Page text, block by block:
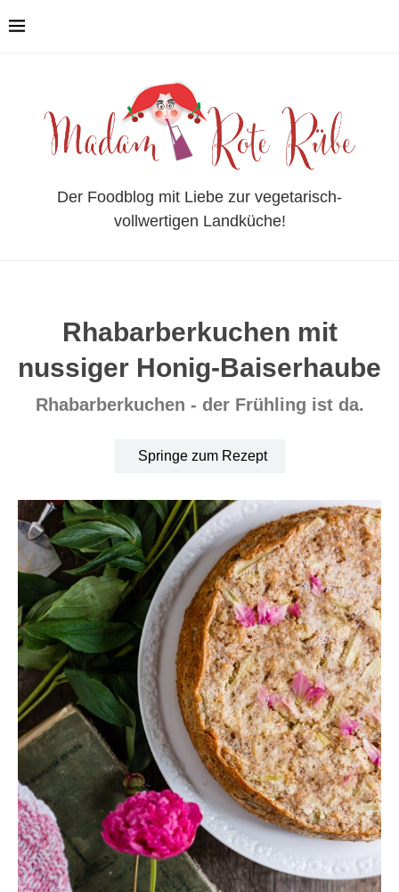
Der Foodblog mit Liebe zur vegetarisch-
vollwertigen Landküche!
Rhabarberkuchen mit
nussiger Honig-Baiserhaube
Rhabarberkuchen - der Frühling ist da.
Springe zum Rezept